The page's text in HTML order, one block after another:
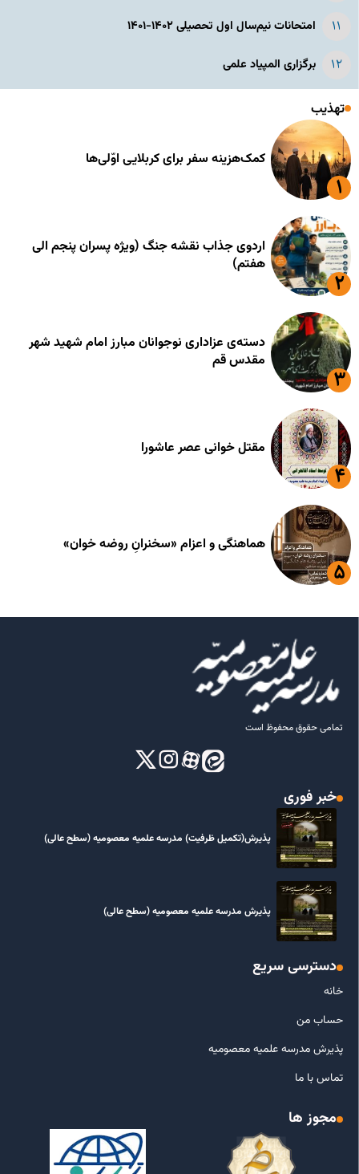
امتحانات نیم‌سال اول تحصیلی ۱۴۰۲-۱۴۰۱
برگزاری المپیاد علمی
تهذیب
کمک‌هزینه سفر برای کربلایی اوّلی‌ها
اردوی جذاب نقشه جنگ (ویژه پسران پنجم الی
هفتم)
دسته‌ی عزاداری نوجوانان مبارز امام شهید شهر
مقدس قم
مقتل خوانی عصر عاشورا
هماهنگی و اعزام «سخنرانِ روضه خوان»
تمامی حقوق محفوظ است
خبر فوری
پذیرش(تکمیل ظرفیت) مدرسه علمیه معصومیه‌ (سطح عالی)
پذیرش مدرسه علمیه معصومیه‌ (سطح عالی)
دسترسی سریع
خانه
حساب من
پذیرش مدرسه علمیه معصومیه
تماس با ما
مجوز ها